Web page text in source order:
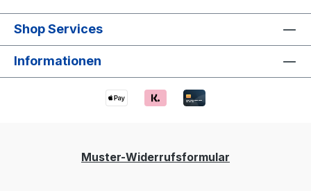
Shop Services
Informationen
Muster-Widerrufsformular